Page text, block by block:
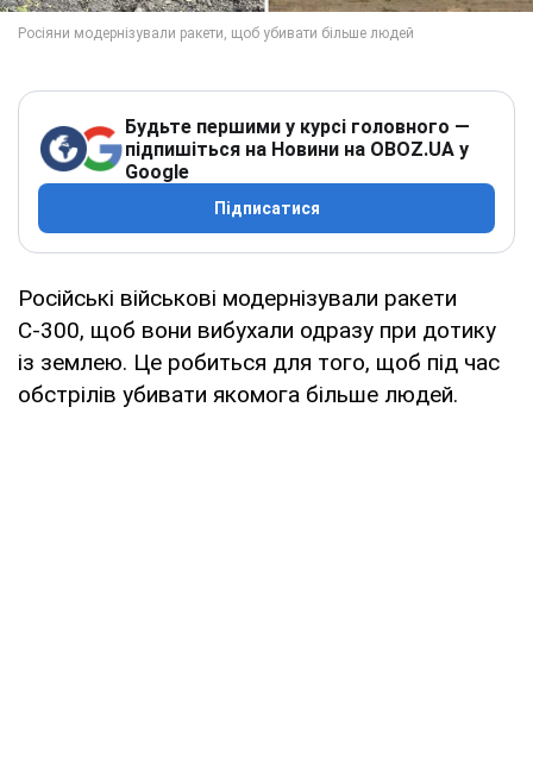
Будьте першими у курсі головного —
підпишіться на Новини на OBOZ.UA у
Google
Підписатися
Російські військові модернізували ракети
С-300, щоб вони вибухали одразу при дотику
із землею. Це робиться для того, щоб під час
обстрілів убивати якомога більше людей.